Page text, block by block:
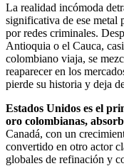
La realidad incómoda
significativa de ese metal
por redes criminales.
Antioquia o el Cauca,
colombiano viaja, se
reaparecer en los
pierde su historia y deja
Estados Unidos es el
oro colombianas,
Canadá, con un
convertido en otro actor
globales de refinación y